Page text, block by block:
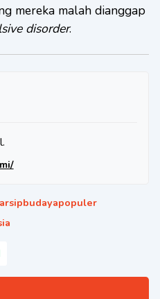
mereka malah dianggap
disorder.
arsipbudayapopuler